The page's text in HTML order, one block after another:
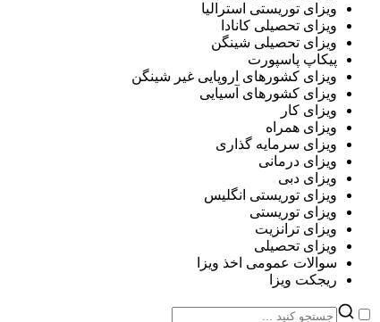
ویزای توریستی استرالیا
ویزای تحصیلی کانادا
ویزای تحصیلی شینگن
پیکاپ پاسپورت
ویزای کشورهای اروپایی غیر شینگن
ویزای کشورهای آسیایی
ویزای کار
ویزای همراه
ویزای سرمایه گذاری
ویزای درمانی
ویزای دبی
ویزای توریستی انگلیس
ویزای توریستی
ویزای ترانزیت
ویزای تحصیلی
سوالات عمومی اخذ ویزا
ریجکت ویزا